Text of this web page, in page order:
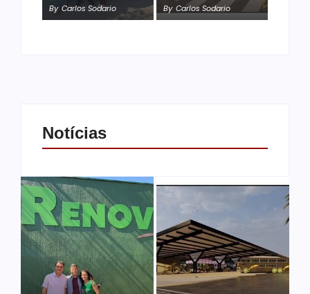
By Carlos Sodario By Carlos Sodario
Notícias